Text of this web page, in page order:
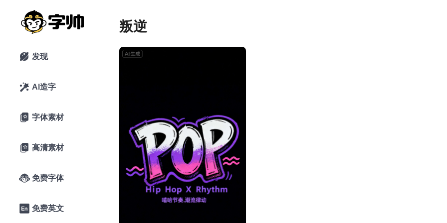
 发现
 AI造字
 字体素材
 高清素材
 免费字体
 免费英文
叛逆